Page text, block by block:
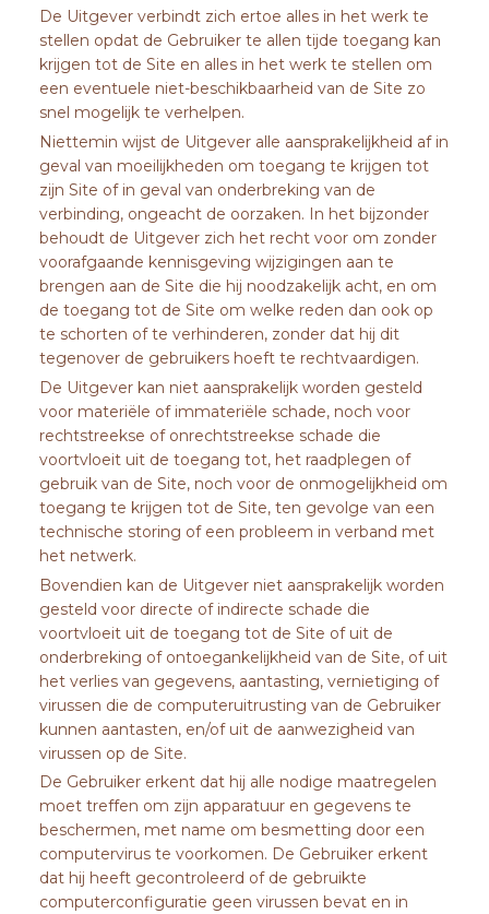
De Uitgever verbindt zich ertoe alles in het werk te
stellen opdat de Gebruiker te allen tijde toegang kan
krijgen tot de Site en alles in het werk te stellen om
een eventuele niet-beschikbaarheid van de Site zo
snel mogelijk te verhelpen.
Niettemin wijst de Uitgever alle aansprakelijkheid af in
geval van moeilijkheden om toegang te krijgen tot
zijn Site of in geval van onderbreking van de
verbinding, ongeacht de oorzaken. In het bijzonder
behoudt de Uitgever zich het recht voor om zonder
voorafgaande kennisgeving wijzigingen aan te
brengen aan de Site die hij noodzakelijk acht, en om
de toegang tot de Site om welke reden dan ook op
te schorten of te verhinderen, zonder dat hij dit
tegenover de gebruikers hoeft te rechtvaardigen.
De Uitgever kan niet aansprakelijk worden gesteld
voor materiële of immateriële schade, noch voor
rechtstreekse of onrechtstreekse schade die
voortvloeit uit de toegang tot, het raadplegen of
gebruik van de Site, noch voor de onmogelijkheid om
toegang te krijgen tot de Site, ten gevolge van een
technische storing of een probleem in verband met
het netwerk.
Bovendien kan de Uitgever niet aansprakelijk worden
gesteld voor directe of indirecte schade die
voortvloeit uit de toegang tot de Site of uit de
onderbreking of ontoegankelijkheid van de Site, of uit
het verlies van gegevens, aantasting, vernietiging of
virussen die de computeruitrusting van de Gebruiker
kunnen aantasten, en/of uit de aanwezigheid van
virussen op de Site.
De Gebruiker erkent dat hij alle nodige maatregelen
moet treffen om zijn apparatuur en gegevens te
beschermen, met name om besmetting door een
computervirus te voorkomen. De Gebruiker erkent
dat hij heeft gecontroleerd of de gebruikte
computerconfiguratie geen virussen bevat en in